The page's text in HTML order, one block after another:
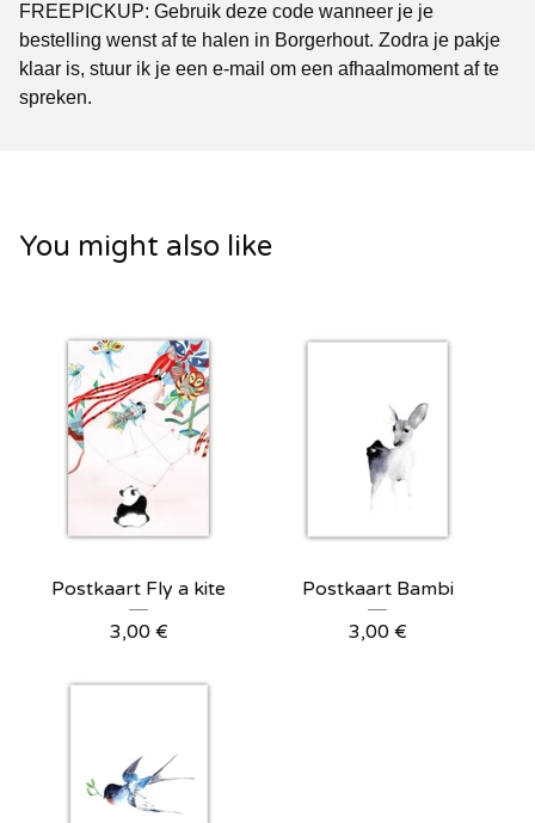
FREEPICKUP: Gebruik deze code wanneer je je
bestelling wenst af te halen in Borgerhout. Zodra je pakje
klaar is, stuur ik je een e-mail om een afhaalmoment af te
spreken.
You might also like
Postkaart Fly a kite
3,00 €
Postkaart Bambi
3,00 €